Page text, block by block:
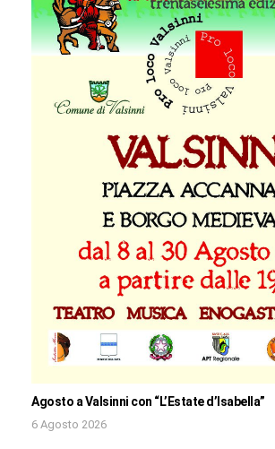
Agosto a Valsinni con “L’Estate d’Isabella”
6 Agosto 2026